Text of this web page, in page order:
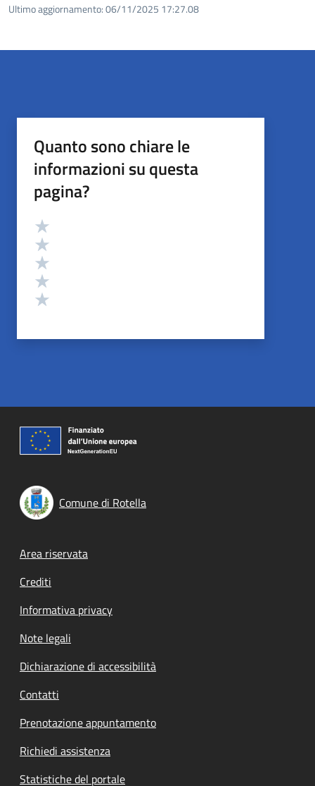
Ultimo aggiornamento:06/11/2025 17:27.08
Quanto sono chiare le
informazioni su questa
pagina?
Valutazione
Comune di Rotella
Footer menu
Area riservata
Crediti
Informativa privacy
Note legali
Dichiarazione di accessibilità
Contatti
Prenotazione appuntamento
Richiedi assistenza
Statistiche del portale